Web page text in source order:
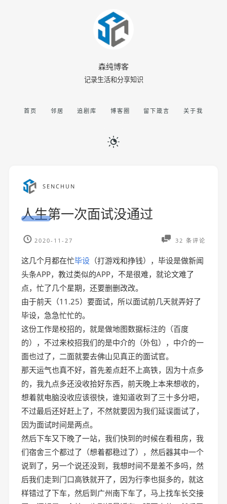
森纯博客
记录生活和分享知识
首页 邻居 追剧库 博客圈 留下箴言 关于我
SENCHUN
人生第一次面试没通过
2020-11-27 32 条评论
这几个月都在忙毕设 （打游戏和挣钱），毕设是做新闻
头条APP，教过类似的APP，不是很难，就论文难了
点，忙了几个星期，还要删删改改。
由于前天（11.25）要面试，所以面试前几天就弄好了
毕设，急急忙忙的。
这份工作是校招的，就是做地图数据标注的（百度
的），不过来校招我们的是中介的（外包），中介的一
面也过了，二面就要去佛山见真正的面试官。
那天运气也真不好，首先差点赶不上高铁，因为十点多
的，我九点多还没收拾好东西，前天晚上本来想收的，
想着就电脑没收应该很快，谁知道收到了三十多分吧，
不过最后还好赶上了，不然就要因为我们延误面试了，
因为面试时间是两点。
然后下车又下晚了一站，我们快到的时候在看租房，我
们宿舍三个都过了（想着都稳过了），然后器其中一个
说到了，另一个说还没到，我想时间不是差不多吗，然
后我们走到门口高铁就开了，因为行李也挺多的，就这
样错过了下车，然后到广州南下车了，马上找车长交接